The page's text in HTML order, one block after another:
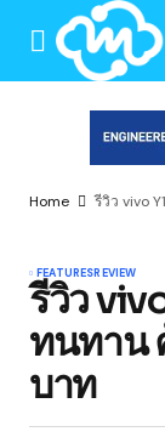
Home รีวิว vivo
FEATURESREVIEW
รีวิว
ทนทาน
บาท